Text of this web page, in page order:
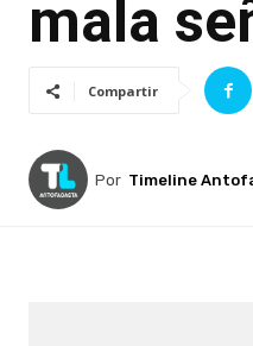
mala
Compartir
Por Timeline